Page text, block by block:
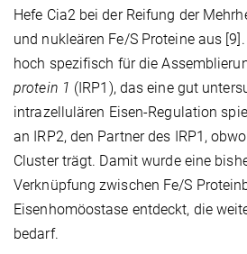
Hefe Cia2 bei der Reifung der
und nukleären Fe/S Proteine aus
hoch spezifisch für die
protein 1 (IRP1), das eine gut
intrazellulären Eisen-Regulation
an IRP2, den Partner des IRP1,
Cluster trägt. Damit wurde eine
Verknüpfung zwischen Fe/S
Eisenhomöostase entdeckt, die
bedarf.